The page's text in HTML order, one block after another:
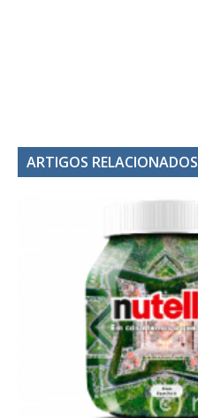
ARTIGOS RELACIONADOS